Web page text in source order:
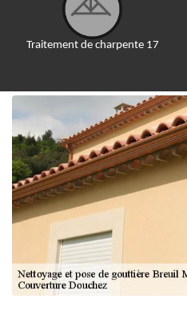
Traitement de charpente 17